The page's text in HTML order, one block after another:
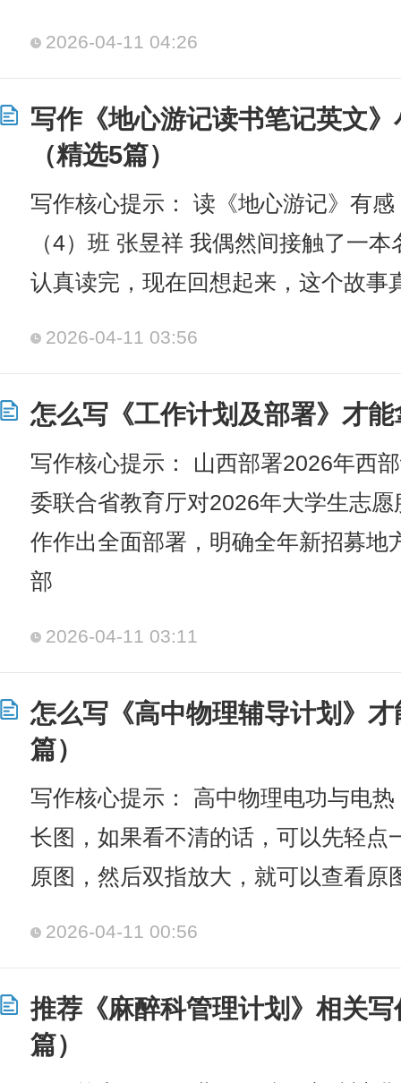
2026-04-11 04:26
写作《地心游记读书笔记英文
（精选5篇）
写作核心提示： 读《地心游记》有
（4）班 张昱祥 我偶然间接触了一
认真读完，现在回想起来，这个故事
2026-04-11 03:56
怎么写《工作计划及部署》才
写作核心提示： 山西部署2026年西
委联合省教育厅对2026年大学生志
作作出全面部署，明确全年新招募地
部
2026-04-11 03:11
怎么写《高中物理辅导计划》
篇）
写作核心提示： 高中物理电功与电
长图，如果看不清的话，可以先轻点
原图，然后双指放大，就可以查看原
2026-04-11 00:56
推荐《麻醉科管理计划》相关
篇）